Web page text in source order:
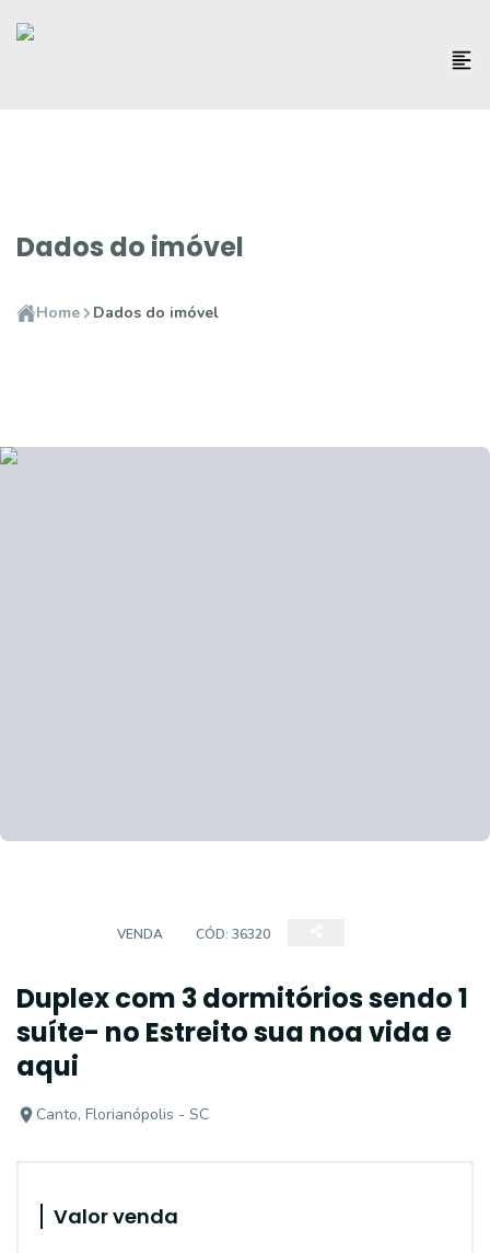
Dados do imóvel
Home Dados do imóvel
VENDA CÓD: 36320
Duplex com 3 dormitórios sendo 1
suíte- no Estreito sua noa vida e
aqui
Canto, Florianópolis - SC
Valor venda